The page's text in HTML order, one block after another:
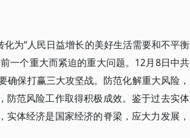
为“人民日益增长的美好生活需要和不平衡
一个重大而紧迫的重大问题。12月8日中共
保打赢三大攻坚战。防范化解重大风险，
防范风险工作取得积极成效。鉴于过去实体
体经济是国家经济的脊梁，应大力发展，